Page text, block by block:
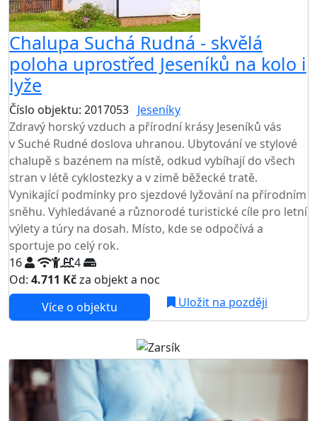
Chalupa Suchá Rudná - skvělá
poloha uprostřed Jeseníků na kolo i
lyže
Číslo objektu: 2017053 Jeseníky
Zdravý horský vzduch a přírodní krásy Jeseníků vás
v Suché Rudné doslova uhranou. Ubytování ve stylové
chalupě s bazénem na místě, odkud vybíhají do všech
stran v létě cyklostezky a v zimě běžecké tratě.
Vynikající podmínky pro sjezdové lyžování na přírodním
sněhu. Vyhledávané a různorodé turistické cíle pro letní
výlety a túry na dosah. Místo, kde se odpočívá a
sportuje po celý rok.
16
4
Od: 4.711 Kčza objekt a noc
Více o objektu
Uložit na později